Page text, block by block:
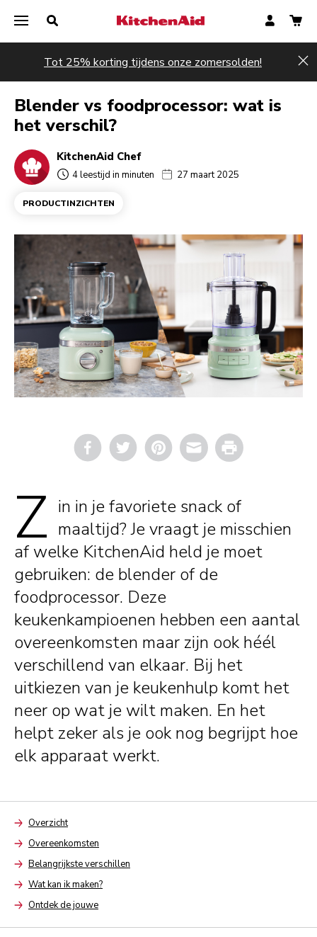
Tot 25% korting tijdens onze zomersolden!
Blender vs foodprocessor: wat is
het verschil?
KitchenAid Chef
4 leestijd in minuten 27 maart 2025
PRODUCTINZICHTEN
Email Print
Z in in je favoriete snack of
maaltijd? Je vraagt je misschien
af welke KitchenAid held je moet
gebruiken: de blender of de
foodprocessor. Deze
keukenkampioenen hebben een aantal
overeenkomsten maar zijn ook héél
verschillend van elkaar. Bij het
uitkiezen van je keukenhulp komt het
neer op wat je wilt maken. En het
helpt zeker als je ook nog begrijpt hoe
elk apparaat werkt.
ArrowOverzicht
ArrowOvereenkomsten
ArrowBelangrijkste verschillen
ArrowWat kan ik maken?
ArrowOntdek de jouwe